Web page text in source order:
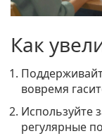
Как
вовремя
Используйте
регулярные